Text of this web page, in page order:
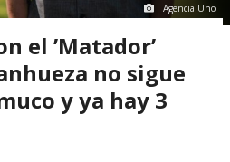
Agencia Uno
el ’Matador’
no sigue
y ya hay 3